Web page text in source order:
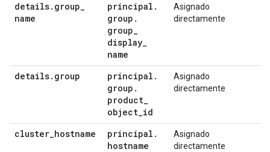
details. group_
name
principal .
group .
group_
display_
name
Asignado
directamente
details. group principal .
group .
product_
object_id
Asignado
directamente
cluster_hostname principal .
hostname
Asignado
directamente